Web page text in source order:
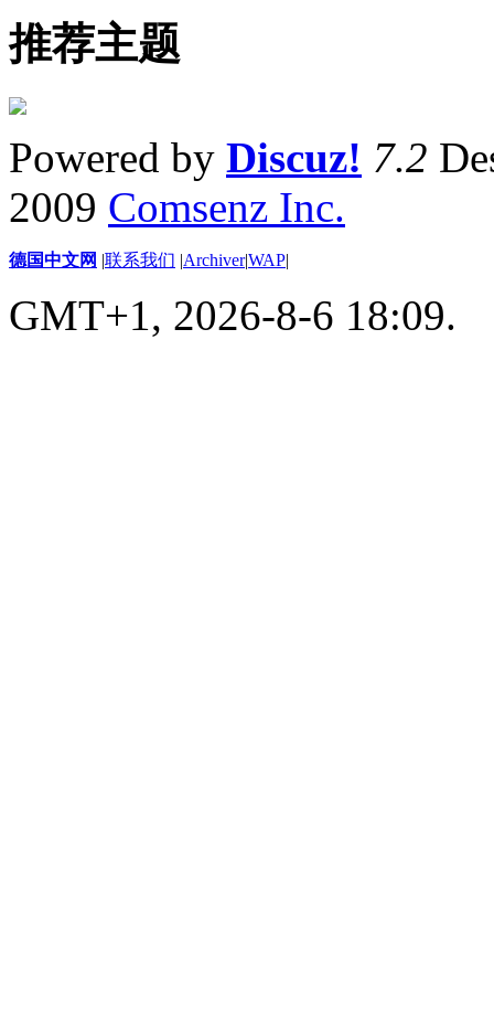
推荐主题
Powered by Discuz! 7.2
2009 Comsenz Inc.
德国中文网 |联系我们 |Archiver|WAP|
GMT+1, 2026-8-6 18:09.